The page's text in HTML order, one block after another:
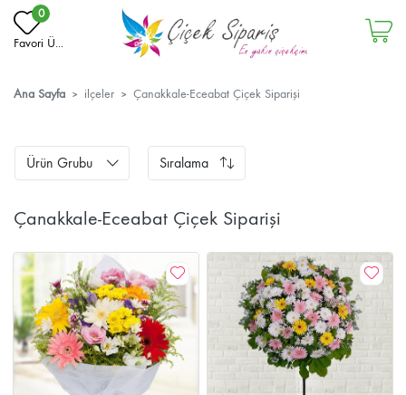
0
Favori Ü...
Ana Sayfa ilçeler Çanakkale-Eceabat Çiçek Siparişi
Ürün Grubu Sıralama
Çanakkale-Eceabat Çiçek Siparişi